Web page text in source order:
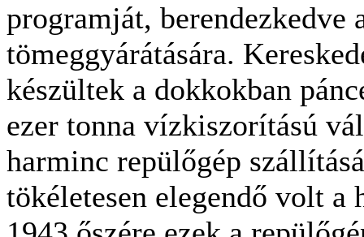
programját, berendezkedve
tömeggyárátására.
készültek a dokkokban
ezer tonna vízkiszorítású
harminc repülőgép
tökéletesen elegendő volt